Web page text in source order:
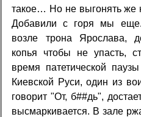
такое… Но не выгонять же
Добавили с горя мы еще.
возле трона Ярослава,
копья чтобы не упасть,
время патетической
Киевской Руси, один из
говорит "От, б##дь",
высмаркивается. В зале